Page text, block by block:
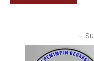
–